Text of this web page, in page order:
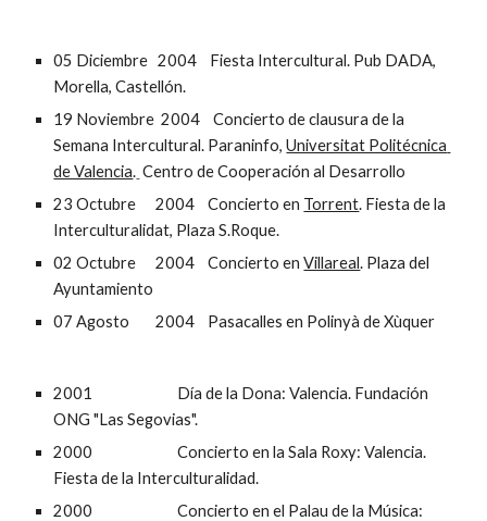
05 Diciembre   2004    Fiesta Intercultural. Pub DADA,
Morella, Castellón.
19 Noviembre  2004    Concierto de clausura de la
Semana Intercultural. Paraninfo, Universitat Politécnica
de Valencia. Centro de Cooperación al Desarrollo
23 Octubre      2004    Concierto en Torrent. Fiesta de la
Interculturalidat, Plaza S.Roque.
02 Octubre      2004    Concierto en Villareal. Plaza del
Ayuntamiento
07 Agosto        2004    Pasacalles en Polinyà de Xùquer
2001                          Día de la Dona: Valencia. Fundación
ONG "Las Segovias".
2000                          Concierto en la Sala Roxy: Valencia.
Fiesta de la Interculturalidad.
2000                          Concierto en el Palau de la Música: